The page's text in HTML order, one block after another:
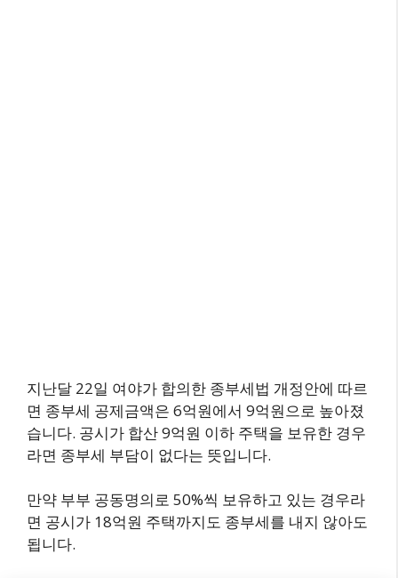
지난달 22일 여야가 합의한 종부세법 개정안에 따르
면 종부세 공제금액은 6억원에서 9억원으로 높아졌
습니다. 공시가 합산 9억원 이하 주택을 보유한 경우
라면 종부세 부담이 없다는 뜻입니다.
만약 부부 공동명의로 50%씩 보유하고 있는 경우라
면 공시가 18억원 주택까지도 종부세를 내지 않아도
됩니다.